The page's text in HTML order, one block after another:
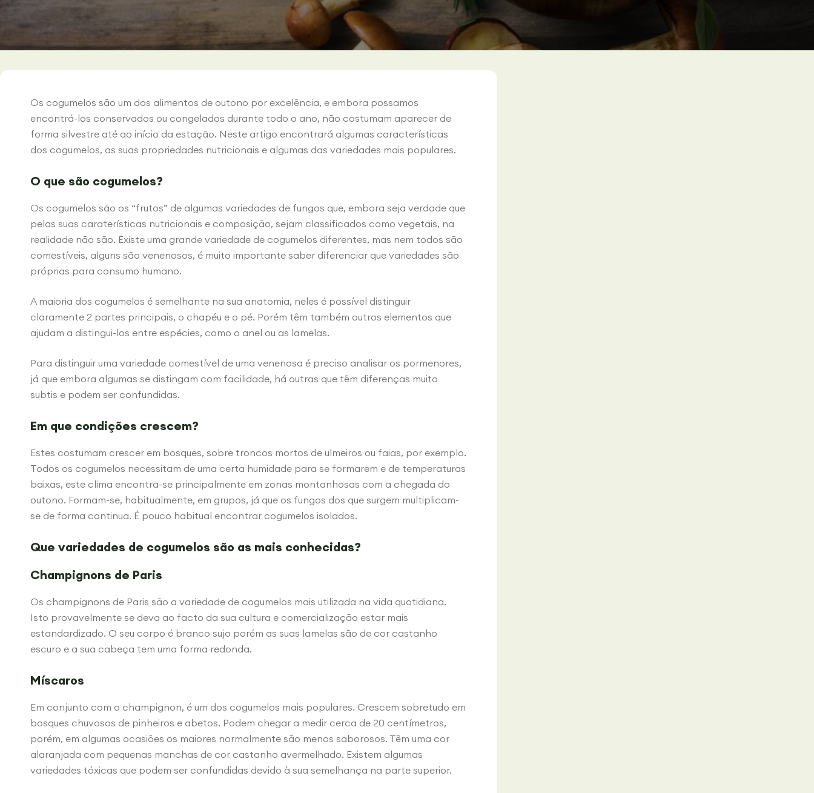
Os cogumelos são um dos alimentos de outono por excelência, e embora possamos
encontrá-los conservados ou congelados durante todo o ano, não costumam aparecer de
forma silvestre até ao início da estação. Neste artigo encontrará algumas características
dos cogumelos, as suas propriedades nutricionais e algumas das variedades mais populares.
O que são cogumelos?
Os cogumelos são os “frutos” de algumas variedades de fungos que, embora seja verdade que
pelas suas caraterísticas nutricionais e composição, sejam classificados como vegetais, na
realidade não são. Existe uma grande variedade de cogumelos diferentes, mas nem todos são
comestíveis, alguns são venenosos, é muito importante saber diferenciar que variedades são
próprias para consumo humano.
A maioria dos cogumelos é semelhante na sua anatomia, neles é possível distinguir
claramente 2 partes principais, o chapéu e o pé. Porém têm também outros elementos que
ajudam a distingui-los entre espécies, como o anel ou as lamelas.
Para distinguir uma variedade comestível de uma venenosa é preciso analisar os pormenores,
já que embora algumas se distingam com facilidade, há outras que têm diferenças muito
subtis e podem ser confundidas.
Em que condições crescem?
Estes costumam crescer em bosques, sobre troncos mortos de ulmeiros ou faias, por exemplo.
Todos os cogumelos necessitam de uma certa humidade para se formarem e de temperaturas
baixas, este clima encontra-se principalmente em zonas montanhosas com a chegada do
outono. Formam-se, habitualmente, em grupos, já que os fungos dos que surgem multiplicam-
se de forma continua. É pouco habitual encontrar cogumelos isolados.
Que variedades de cogumelos são as mais conhecidas?
Champignons de Paris
Os champignons de Paris são a variedade de cogumelos mais utilizada na vida quotidiana.
Isto provavelmente se deva ao facto da sua cultura e comercialização estar mais
estandardizado. O seu corpo é branco sujo porém as suas lamelas são de cor castanho
escuro e a sua cabeça tem uma forma redonda.
Míscaros
Em conjunto com o champignon, é um dos cogumelos mais populares. Crescem sobretudo em
bosques chuvosos de pinheiros e abetos. Podem chegar a medir cerca de 20 centímetros,
porém, em algumas ocasiões os maiores normalmente são menos saborosos. Têm uma cor
alaranjada com pequenas manchas de cor castanho avermelhado. Existem algumas
variedades tóxicas que podem ser confundidas devido à sua semelhança na parte superior.